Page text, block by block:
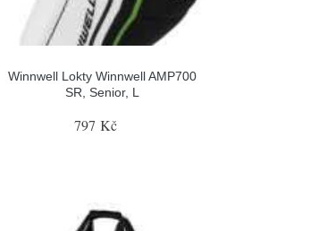
Winnwell Lokty Winnwell AMP700
SR, Senior, L
797 Kč